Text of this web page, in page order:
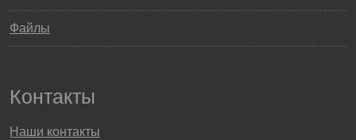
Файлы
Контакты
Наши контакты